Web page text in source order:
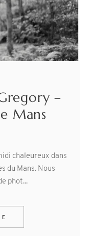
–
Mans
chaleureux dans
du Mans. Nous
phot...